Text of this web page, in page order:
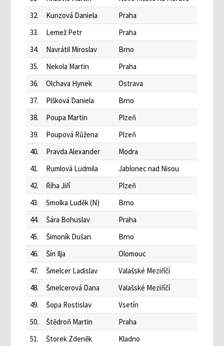
32.
Kunzová Daniela
Praha
33.
Lemež Petr
Praha
34.
Navrátil Miroslav
Brno
35.
Nekola Martin
Praha
36.
Olchava Hynek
Ostrava
37.
Plšková Daniela
Brno
38.
Poupa Martin
Plzeň
39.
Poupová Růžena
Plzeň
40.
Pravda Alexander
Modra
41.
Rumlová Ludmila
Jablonec nad Nisou
42.
Říha Jiří
Plzeň
43.
Smolka Luděk (N)
Brno
44.
Šára Bohuslav
Praha
45.
Šimoník Dušan
Brno
46.
Šín Ilja
Olomouc
47.
Šmelcer Ladislav
Valašské Meziříčí
48.
Šmelcerová Dana
Valašské Meziříčí
49.
Šopa Rostislav
Vsetín
50.
Štědroň Martin
Praha
51.
Štorek Zdeněk
Kladno